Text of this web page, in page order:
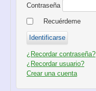
Contraseña
Recuérdeme
¿Recordar contraseña?
¿Recordar usuario?
Crear una cuenta